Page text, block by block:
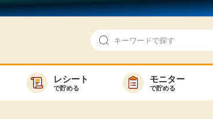
モニター
レシート
で貯める
モニター
で貯める